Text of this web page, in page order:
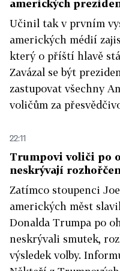
amerických
Učinil tak v prvním
amerických médií
který o příští hlavě
Zavázal se být
zastupovat všechny
voličům za
22:11
Trumpovi voliči po
neskrývají
Zatímco stoupenci
amerických měst
Donalda Trumpa po
neskrývali smutek,
výsledek volby.